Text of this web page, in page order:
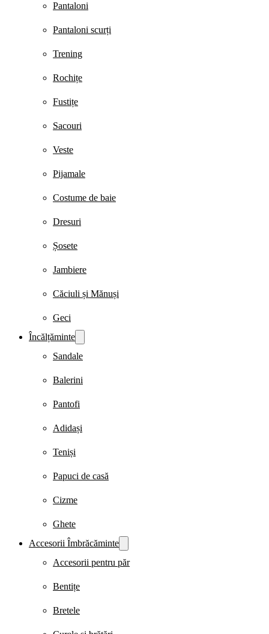
Pantaloni
Pantaloni scurți
Trening
Rochițe
Fustițe
Sacouri
Veste
Pijamale
Costume de baie
Dresuri
Șosete
Jambiere
Căciuli și Mănuși
Geci
Încălțăminte
Sandale
Balerini
Pantofi
Adidași
Teniși
Papuci de casă
Cizme
Ghete
Accesorii Îmbrăcăminte
Accesorii pentru păr
Bentițe
Bretele